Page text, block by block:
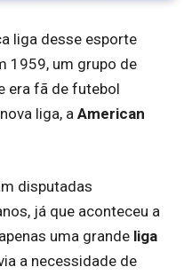
liga desse esporte
1959, um grupo de
era fã de futebol
liga, a American
disputadas
já que aconteceu a
uma grande liga
a necessidade de